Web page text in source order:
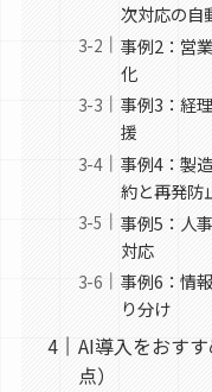
次対応の自
事例2：営
化
事例3：経
援
事例4：製
約と再発防
事例5：人
対応
事例6：情
り分け
AI導入をおす
点）